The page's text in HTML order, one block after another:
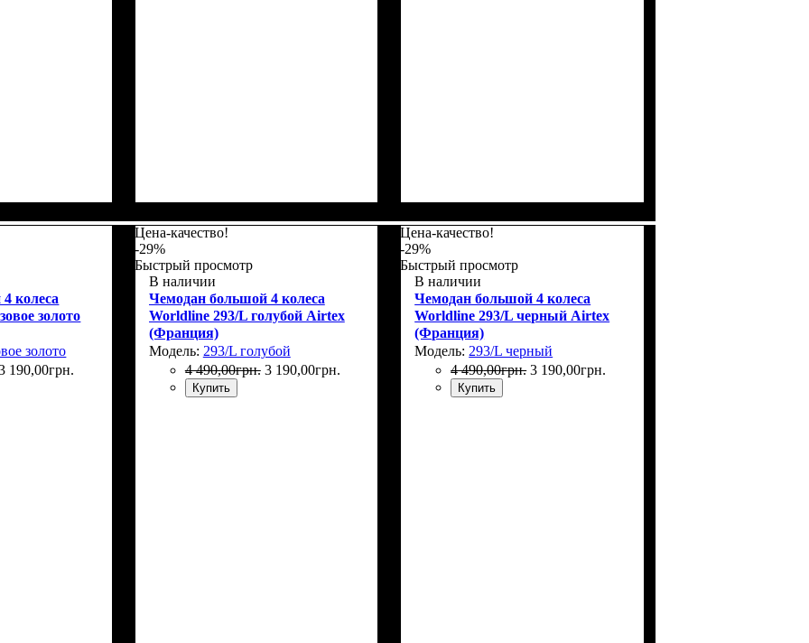
колеса
золото
золото
190,00грн.
Цена-качество!
-29%
Быстрый просмотр
В наличии
Чемодан большой 4 колеса
Worldline 293/L голубой Airtex
(Франция)
Модель: 293/L голубой
4 490,00грн. 3 190,00грн.
Купить
Цена-качество!
-29%
Быстрый просмотр
В наличии
Чемодан большой 4 колеса
Worldline 293/L черный Airtex
(Франция)
Модель: 293/L черный
4 490,00грн. 3 190,00грн.
Купить